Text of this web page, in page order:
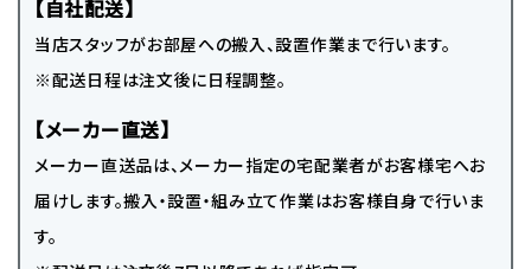
【自社配送】
当店スタッフがお部屋への搬入、設置作業まで行います。
※配送日程は注文後に日程調整。
【メーカー直送】
メーカー直送品は、メーカー指定の宅配業者がお客様宅へお
届けします。搬入・設置・組み立て作業はお客様自身で行いま
す。